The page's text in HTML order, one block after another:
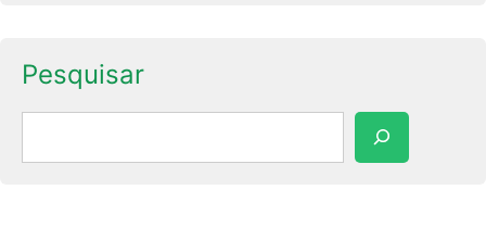
Pesquisar